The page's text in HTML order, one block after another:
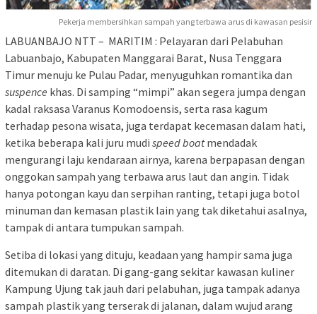
Pekerja membersihkan sampah yang terbawa arus di kawasan pesisir
LABUANBAJO NTT – MARITIM : Pelayaran dari Pelabuhan
Labuanbajo, Kabupaten Manggarai Barat, Nusa Tenggara
Timur menuju ke Pulau Padar, menyuguhkan romantika dan
suspence khas. Di samping “mimpi” akan segera jumpa dengan
kadal raksasa Varanus Komodoensis, serta rasa kagum
terhadap pesona wisata, juga terdapat kecemasan dalam hati,
ketika beberapa kali juru mudi speed boatmendadak
mengurangi laju kendaraan airnya, karena berpapasan dengan
onggokan sampah yang terbawa arus laut dan angin. Tidak
hanya potongan kayu dan serpihan ranting, tetapi juga botol
minuman dan kemasan plastik lain yang tak diketahui asalnya,
tampak di antara tumpukan sampah.
Setiba di lokasi yang dituju, keadaan yang hampir sama juga
ditemukan di daratan. Di gang-gang sekitar kawasan kuliner
Kampung Ujung tak jauh dari pelabuhan, juga tampak adanya
sampah plastik yang terserak di jalanan, dalam wujud arang